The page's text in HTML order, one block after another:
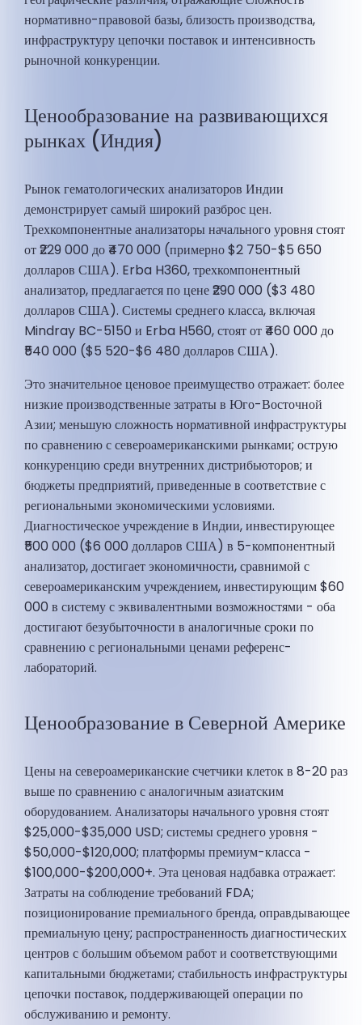
нормативно-правовой базы, близость производства,
инфраструктуру цепочки поставок и интенсивность
рыночной конкуренции.
Ценообразование на развивающихся
рынках (Индия)
Рынок гематологических анализаторов Индии
демонстрирует самый широкий разброс цен.
Трехкомпонентные анализаторы начального уровня стоят
от ₹229 000 до ₹470 000 (примерно $2 750-$5 650
долларов США). Erba H360, трехкомпонентный
анализатор, предлагается по цене ₹290 000 ($3 480
долларов США). Системы среднего класса, включая
Mindray BC-5150 и Erba H560, стоят от ₹460 000 до
₹540 000 ($5 520-$6 480 долларов США).
Это значительное ценовое преимущество отражает: более
низкие производственные затраты в Юго-Восточной
Азии; меньшую сложность нормативной инфраструктуры
по сравнению с североамериканскими рынками; острую
конкуренцию среди внутренних дистрибьюторов; и
бюджеты предприятий, приведенные в соответствие с
региональными экономическими условиями.
Диагностическое учреждение в Индии, инвестирующее
₹500 000 ($6 000 долларов США) в 5-компонентный
анализатор, достигает экономичности, сравнимой с
североамериканским учреждением, инвестирующим $60
000 в систему с эквивалентными возможностями - оба
достигают безубыточности в аналогичные сроки по
сравнению с региональными ценами референс-
лабораторий.
Ценообразование в Северной Америке
Цены на североамериканские счетчики клеток в 8-20 раз
выше по сравнению с аналогичным азиатским
оборудованием. Анализаторы начального уровня стоят
$25,000-$35,000 USD; системы среднего уровня -
$50,000-$120,000; платформы премиум-класса -
$100,000-$200,000+. Эта ценовая надбавка отражает:
Затраты на соблюдение требований FDA;
позиционирование премиального бренда, оправдывающее
премиальную цену; распространенность диагностических
центров с большим объемом работ и соответствующими
капитальными бюджетами; стабильность инфраструктуры
цепочки поставок, поддерживающей операции по
обслуживанию и ремонту.